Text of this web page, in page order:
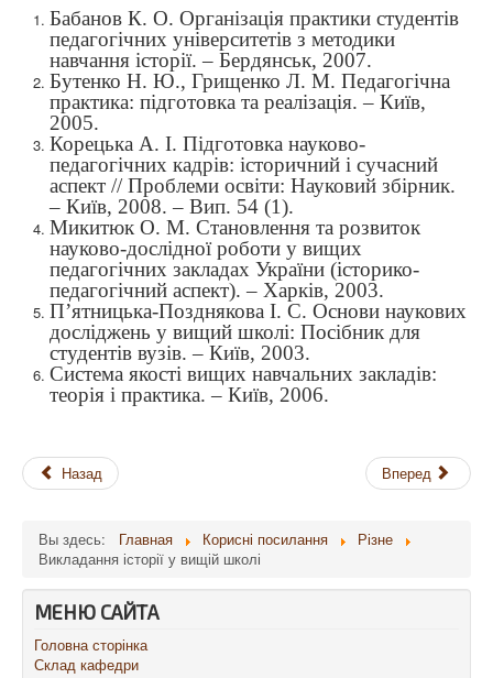
Бабанов К. О. Організація практики студентів
педагогічних університетів з методики
навчання історії. – Бердянськ, 2007.
Бутенко Н. Ю., Грищенко Л. М. Педагогічна
практика: підготовка та реалізація. – Київ,
2005.
Корецька А. І. Підготовка науково-
педагогічних кадрів: історичний і сучасний
аспект // Проблеми освіти: Науковий збірник.
– Київ, 2008. – Вип. 54 (1).
Микитюк О. М. Становлення та розвиток
науково-дослідної роботи у вищих
педагогічних закладах України (історико-
педагогічний аспект). – Харків, 2003.
П’ятницька-Позднякова І. С. Основи наукових
досліджень у вищий школі: Посібник для
студентів вузів. – Київ, 2003.
Система якості вищих навчальних закладів:
теорія і практика. – Київ, 2006.
Назад Вперед
Вы здесь: Главная Корисні посилання
Різне
Викладання історії у вищій школі
МЕНЮ САЙТА
Головна сторінка
Склад кафедри